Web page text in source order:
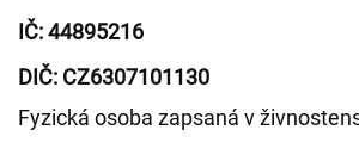
IČ: 44895216
DIČ: CZ6307101130
Fyzická osoba zapsaná v